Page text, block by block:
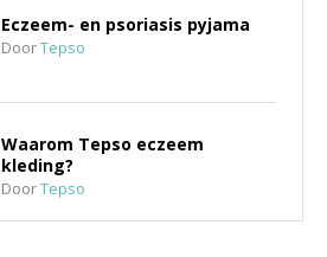
Eczeem- en psoriasis pyjama
DoorTepso
Waarom Tepso eczeem
kleding?
DoorTepso